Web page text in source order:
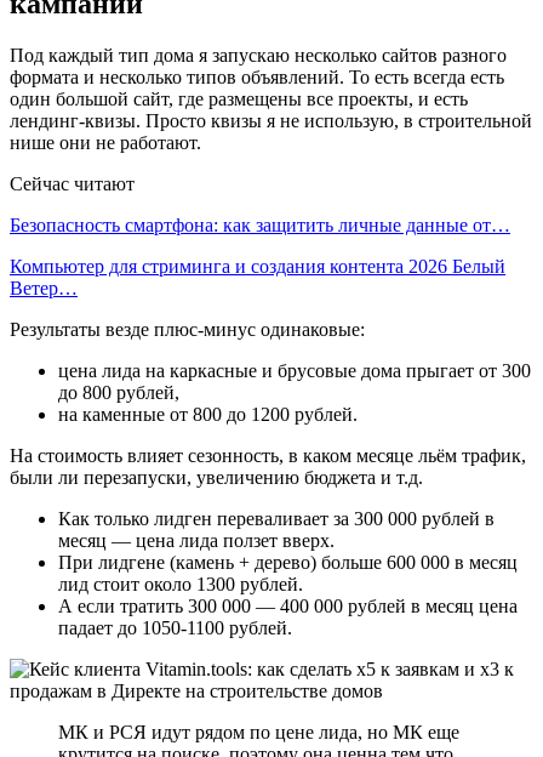
Под каждый тип дома я запускаю несколько сайтов разного
формата и несколько типов объявлений. То есть всегда есть
один большой сайт, где размещены все проекты, и есть
лендинг-квизы. Просто квизы я не использую, в строительной
нише они не работают.
Сейчас читают
Безопасность смартфона: как защитить личные данные от…
Компьютер для стриминга и создания контента 2026 Белый
Ветер…
Результаты везде плюс-минус одинаковые:
цена лида на каркасные и брусовые дома прыгает от 300
до 800 рублей,
на каменные от 800 до 1200 рублей.
На стоимость влияет сезонность, в каком месяце льём трафик,
были ли перезапуски, увеличению бюджета и т.д.
Как только лидген переваливает за 300 000 рублей в
месяц — цена лида ползет вверх.
При лидгене (камень + дерево) больше 600 000 в месяц
лид стоит около 1300 рублей.
А если тратить 300 000 — 400 000 рублей в месяц цена
падает до 1050-1100 рублей.
МК и РСЯ идут рядом по цене лида, но МК еще